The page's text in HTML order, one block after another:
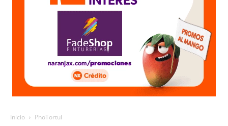
Inicio PhoTortul